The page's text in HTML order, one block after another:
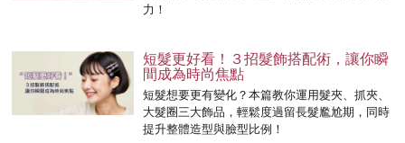
力！
短髮更好看！３招髮飾搭配術，讓你瞬
間成為時尚焦點
短髮想要更有變化？本篇教你運用髮夾、抓夾、
大髮圈三大飾品，輕鬆度過留長髮尷尬期，同時
提升整體造型與臉型比例！